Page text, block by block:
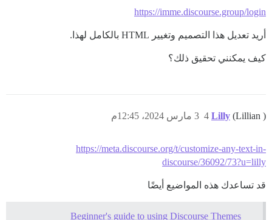
https://imme.discourse.group/login
أريد تعديل هذا التصميم وتغيير HTML بالكامل لهذا.
كيف يمكنني تحقيق ذلك؟
Lilly (Lillian ) 3 مارس 2024، 12:45م 4
https://meta.discourse.org/t/customize-any-text-in-
discourse/36092/73?u=lilly
قد تساعدك هذه المواضيع أيضًا
Beginner's guide to using Discourse Themes